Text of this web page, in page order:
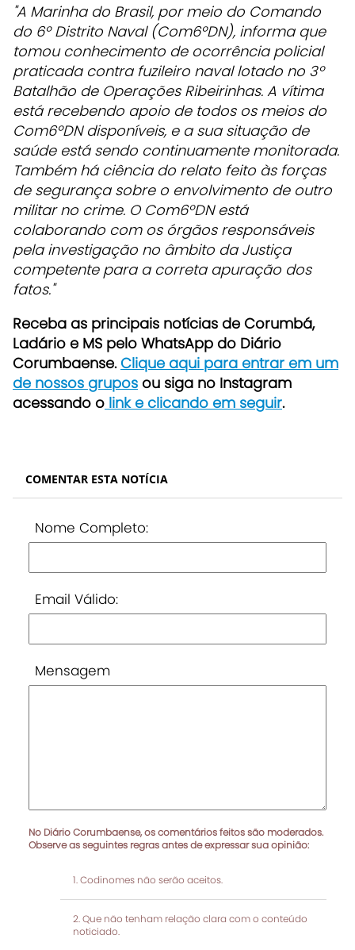
"A Marinha do Brasil, por meio do Comando
do 6º Distrito Naval (Com6ºDN), informa que
tomou conhecimento de ocorrência policial
praticada contra fuzileiro naval lotado no 3º
Batalhão de Operações Ribeirinhas. A vítima
está recebendo apoio de todos os meios do
Com6ºDN disponíveis, e a sua situação de
saúde está sendo continuamente monitorada.
Também há ciência do relato feito às forças
de segurança sobre o envolvimento de outro
militar no crime. O Com6ºDN está
colaborando com os órgãos responsáveis
pela investigação no âmbito da Justiça
competente para a correta apuração dos
fatos."
Receba as principais notícias de Corumbá,
Ladário e MS pelo WhatsApp do Diário
Corumbaense.Clique aqui para entrar em um
de nossos grupos ou siga no Instagram
acessando o link e clicando em seguir.
COMENTAR ESTA NOTÍCIA
Nome Completo:
Email Válido:
Mensagem
No Diário Corumbaense, os comentários feitos são moderados.
Observe as seguintes regras antes de expressar sua opinião:
Codinomes não serão aceitos.
Que não tenham relação clara com o conteúdo
noticiado.